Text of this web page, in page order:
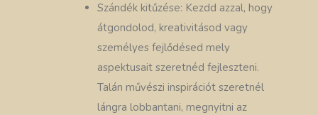
Szándék kitűzése: Kezdd azzal, hogy
átgondolod, kreativitásod vagy
személyes fejlődésed mely
aspektusait szeretnéd fejleszteni.
Talán művészi inspirációt szeretnél
lángra lobbantani, megnyitni az